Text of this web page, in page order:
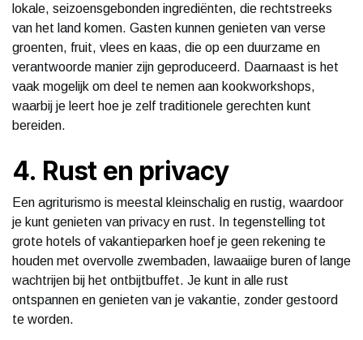
lokale, seizoensgebonden ingrediënten, die rechtstreeks
van het land komen. Gasten kunnen genieten van verse
groenten, fruit, vlees en kaas, die op een duurzame en
verantwoorde manier zijn geproduceerd. Daarnaast is het
vaak mogelijk om deel te nemen aan kookworkshops,
waarbij je leert hoe je zelf traditionele gerechten kunt
bereiden.
4. Rust en privacy
Een agriturismo is meestal kleinschalig en rustig, waardoor
je kunt genieten van privacy en rust. In tegenstelling tot
grote hotels of vakantieparken hoef je geen rekening te
houden met overvolle zwembaden, lawaaiige buren of lange
wachtrijen bij het ontbijtbuffet. Je kunt in alle rust
ontspannen en genieten van je vakantie, zonder gestoord
te worden.